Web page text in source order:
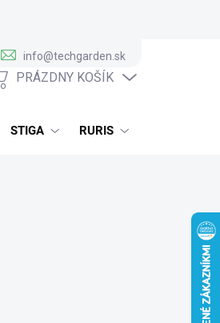
info@techgarden.sk
NÁKUPNÝ
PRÁZDNY KOŠÍK
STIGA RURIS